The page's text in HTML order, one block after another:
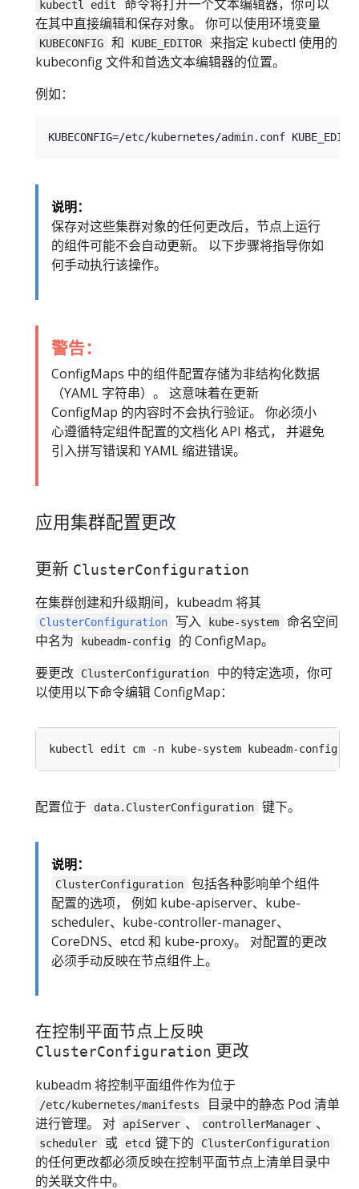
kubectl edit
命令将打开一个文本编辑器，你可以
在其中直接编辑和保存对象。 你可以使用环境变量
KUBECONFIG 和 KUBE_EDITOR
来指定 kubectl 使用的
kubeconfig 文件和首选文本编辑器的位置。
例如：
说明：
保存对这些集群对象的任何更改后，节点上运行
的组件可能不会自动更新。 以下步骤将指导你如
何手动执行该操作。
警告：
ConfigMaps 中的组件配置存储为非结构化数据
（YAML 字符串）。 这意味着在更新
ConfigMap 的内容时不会执行验证。 你必须小
心遵循特定组件配置的文档化 API 格式， 并避免
引入拼写错误和 YAML 缩进错误。
应用集群配置更改
更新 ClusterConfiguration
在集群创建和升级期间，kubeadm 将其
ClusterConfiguration 写入 kube-system
命名空间
中名为
kubeadm-config
的 ConfigMap。
要更改
ClusterConfiguration
中的特定选项，你可
以使用以下命令编辑 ConfigMap：
配置位于 data.ClusterConfiguration 键下。
说明：
ClusterConfiguration
包括各种影响单个组件
配置的选项， 例如 kube-apiserver、kube-
scheduler、kube-controller-manager、
CoreDNS、etcd 和 kube-proxy。 对配置的更改
必须手动反映在节点组件上。
在控制平面节点上反映
ClusterConfiguration 更改
kubeadm 将控制平面组件作为位于
/etc/kubernetes/manifests
目录中的静态 Pod 清单
进行管理。 对
apiServer 、 controllerManager 、
scheduler 或 etcd 键下的 ClusterConfiguration
的任何更改都必须反映在控制平面节点上清单目录中
的关联文件中。